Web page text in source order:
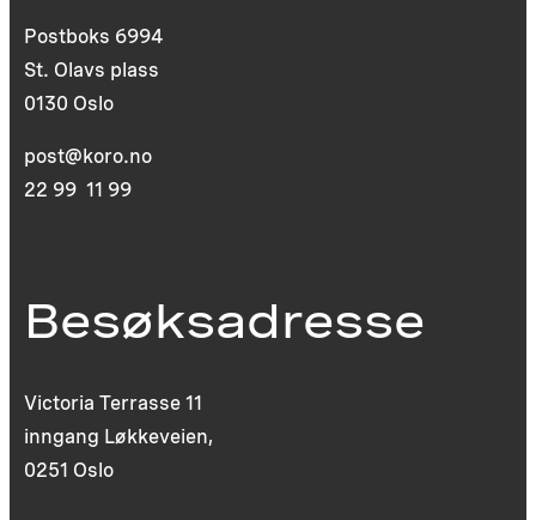
Postboks 6994
St. Olavs plass
0130 Oslo
post@koro.no
22 99 11 99
Besøksadresse
Victoria Terrasse 11
inngang Løkkeveien,
0251 Oslo